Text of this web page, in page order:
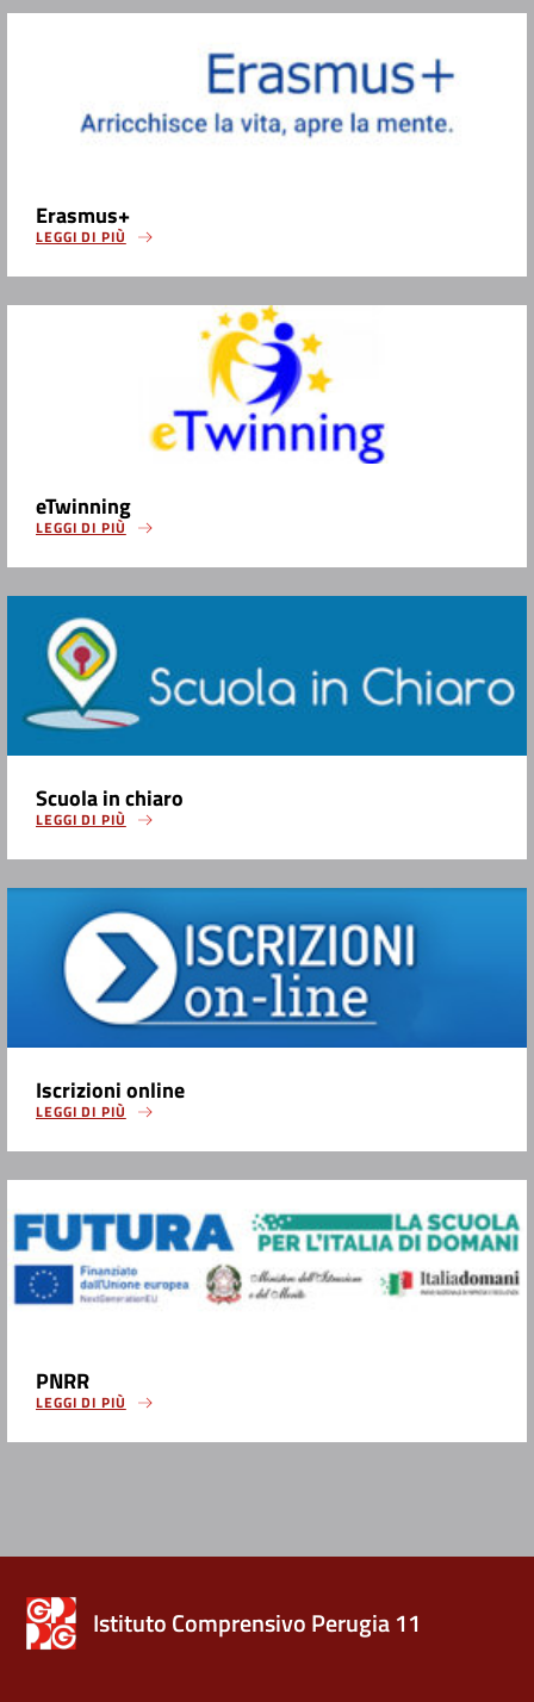
Erasmus+
LEGGI DI PIÙ
eTwinning
LEGGI DI PIÙ
Scuola in chiaro
LEGGI DI PIÙ
Iscrizioni online
LEGGI DI PIÙ
PNRR
LEGGI DI PIÙ
Istituto Comprensivo Perugia 11